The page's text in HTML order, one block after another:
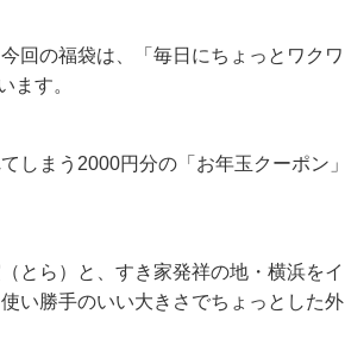
回の福袋は、「毎日にちょっとワクワ
ます。
しまう2000円分の「お年玉クーポン」
とら）と、すき家発祥の地・横浜をイ
い勝手のいい大きさでちょっとした外